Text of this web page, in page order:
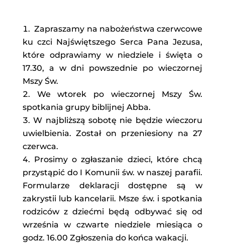
Zapraszamy na nabożeństwa czerwcowe
ku czci Najświętszego Serca Pana Jezusa,
które odprawiamy w niedziele i święta o
17.30, a w dni powszednie po wieczornej
Mszy Św.
We wtorek po wieczornej Mszy Św.
spotkania grupy biblijnej Abba.
W najbliższą sobotę nie będzie wieczoru
uwielbienia. Został on przeniesiony na 27
czerwca.
Prosimy o zgłaszanie dzieci, które chcą
przystąpić do I Komunii św. w naszej parafii.
Formularze deklaracji dostępne są w
zakrystii lub kancelarii. Msze św. i spotkania
rodziców z dziećmi będą odbywać się od
września w czwarte niedziele miesiąca o
godz. 16.00 Zgłoszenia do końca wakacji.